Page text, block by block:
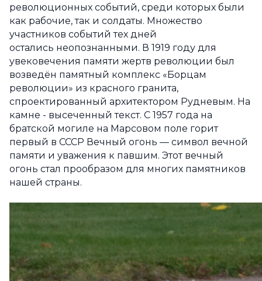
революционных событий, среди которых были
как рабочие, так и солдаты. Множество
участников событий тех дней
остались неопознанными. В 1919 году для
увековечения памяти жертв революции был
возведён памятный комплекс «Борцам
революции» из красного гранита,
спроектированный архитектором Рудневым. На
камне - высеченный текст. С 1957 года на
братской могиле на Марсовом поле горит
первый в СССР Вечный огонь — символ вечной
памяти и уважения к павшим. Этот вечный
огонь стал прообразом для многих памятников
нашей страны.